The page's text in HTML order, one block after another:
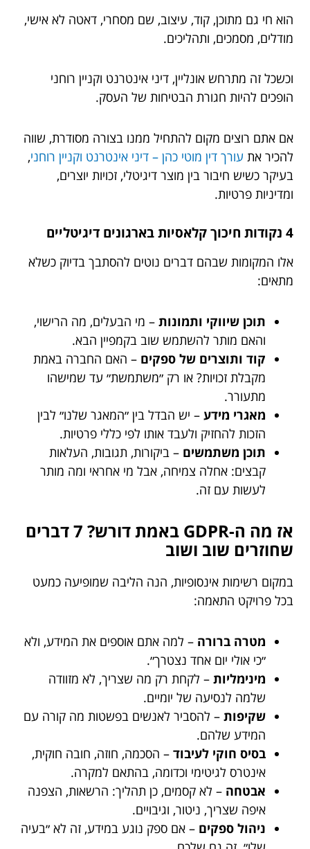
הוא חי גם מתוכן, קוד, עיצוב, שם מסחרי, דאטה לא אישי,
מודלים, מסמכים, ותהליכים.
וכשכל זה מתרחש אונליין, דיני אינטרנט וקניין רוחני
הופכים להיות חגורת הבטיחות של העסק.
אם אתם רוצים מקום להתחיל ממנו בצורה מסודרת, שווה
להכיר את עורך דין מוטי כהן – דיני אינטרנט וקניין רוחני,
בעיקר כשיש חיבור בין מוצר דיגיטלי, זכויות יוצרים,
ומדיניות פרטיות.
4 נקודות חיכוך קלאסיות בארגונים דיגיטליים
אלו המקומות שבהם דברים נוטים להסתבך בדיוק כשלא
מתאים:
תוכן שיווקי ותמונות – מי הבעלים, מה הרישוי,
והאם מותר להשתמש שוב בקמפיין הבא.
קוד ותוצרים של ספקים – האם החברה באמת
מקבלת זכויות? או רק ״משתמשת״ עד שמישהו
מתעורר.
מאגרי מידע – יש הבדל בין ״המאגר שלנו״ לבין
הזכות להחזיק ולעבד אותו לפי כללי פרטיות.
תוכן משתמשים – ביקורות, תגובות, העלאות
קבצים: אחלה צמיחה, אבל מי אחראי ומה מותר
לעשות עם זה.
אז מה ה-GDPR באמת דורש? 7 דברים
שחוזרים שוב ושוב
במקום רשימות אינסופיות, הנה הליבה שמופיעה כמעט
בכל פרויקט התאמה:
מטרה ברורה – למה אתם אוספים את המידע, ולא
״כי אולי יום אחד נצטרך״.
מינימליות – לקחת רק מה שצריך, לא מזוודה
שלמה לנסיעה של יומיים.
שקיפות – להסביר לאנשים בפשטות מה קורה עם
המידע שלהם.
בסיס חוקי לעיבוד – הסכמה, חוזה, חובה חוקית,
אינטרס לגיטימי וכדומה, בהתאם למקרה.
אבטחה – לא קסמים, כן תהליך: הרשאות, הצפנה
איפה שצריך, ניטור, וגיבויים.
ניהול ספקים – אם ספק נוגע במידע, זה לא ״בעיה